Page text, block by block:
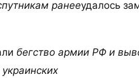
ранееудалось
бегство армии РФ и